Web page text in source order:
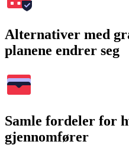
Alternativer med
planene endrer seg
Samle fordeler for
gjennomfører